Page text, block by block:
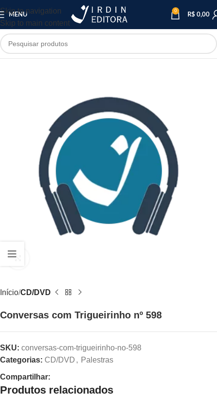
Skip to navigation
Skip to main content
MENU
0
R$ 0,00
Início CD/DVD
Conversas com Trigueirinho nº 598
SKU: conversas-com-trigueirinho-no-598
Categorias: CD/DVD , Palestras
Compartilhar:
Produtos relacionados